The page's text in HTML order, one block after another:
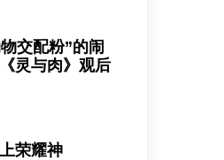
交配粉”的闹
灵与肉》观后
荣耀神